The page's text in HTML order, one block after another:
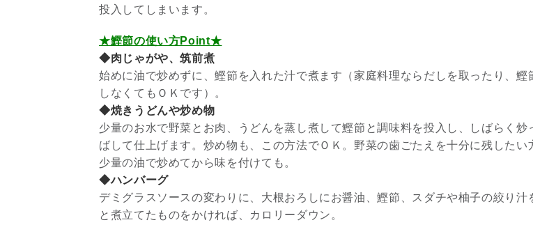
投入してしまいます。
★鰹節の使い方Point★
◆肉じゃがや、筑前煮
始めに油で炒めずに、鰹節を入れた汁で煮ます（家庭料理ならだしを取ったり、鰹
しなくてもＯＫです）。
◆焼きうどんや炒め物
少量のお水で野菜とお肉、うどんを蒸し煮して鰹節と調味料を投入し、しばらく炒
ばして仕上げます。 炒め物も、この方法でＯＫ。野菜の歯ごたえを十分に残したい
少量の油で炒めてから味を付けても。
◆ハンバーグ
デミグラスソースの変わりに、大根おろしにお醤油、鰹節、スダチや柚子の絞り汁
と煮立てたものをかければ、カロリーダウン。
スピリチュア
かす原動力～